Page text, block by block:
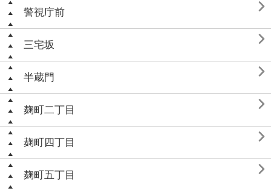
警視庁前 
三宅坂 
半蔵門 
麹町二丁目 
麹町四丁目 
麹町五丁目 